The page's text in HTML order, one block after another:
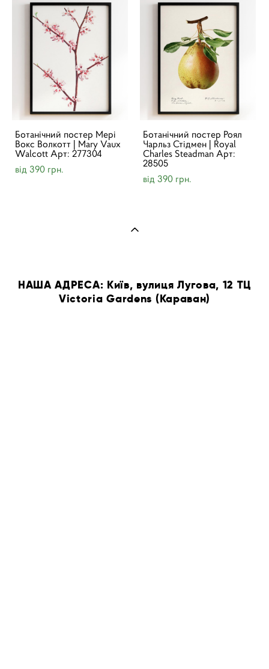
Ботанічний постер Мері
Вокс Волкотт | Mary Vaux
Walcott Арт: 277304
від 390 грн.
Ботанічний постер Роял
Чарльз Стідмен | Royal
Charles Steadman Арт:
28505
від 390 грн.
НАША АДРЕСА: Київ, вулиця Лугова, 12 ТЦ
Victoria Gardens (Караван)